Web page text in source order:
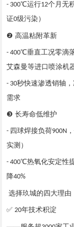
- 300℃运行12个月无
证0级污染）
❷ 高温粘附革新
- 400℃垂直工况零滴
艾森曼等进口喷涂机
- 30秒快速渗透销轴
需求
❸ 长寿命低维护
- 四球焊接负荷900N
实测）
- 400℃热氧化安定性
降40%
选择玖城的四大理由
✅20年技术积淀